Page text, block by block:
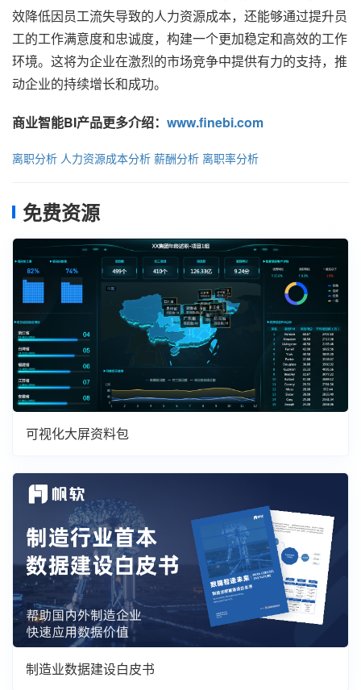
效降低因员工流失导致的人力资源成本，还能够通过提升员
工的工作满意度和忠诚度，构建一个更加稳定和高效的工作
环境。这将为企业在激烈的市场竞争中提供有力的支持，推
动企业的持续增长和成功。
商业智能BI产品更多介绍： www.finebi.com
离职分析 人力资源成本分析 薪酬分析 离职率分析
免费资源
可视化大屏资料包
制造业数据建设白皮书